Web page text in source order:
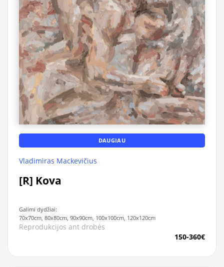
DAUGIAU
Vladimiras Mackevičius
[R] Kova
Galimi dydžiai:
70x70cm, 80x80cm, 90x90cm, 100x100cm, 120x120cm
Reprodukcijos ant drobės
150-360€